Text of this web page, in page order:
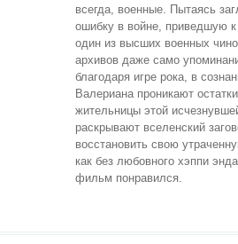
всегда, военные. Пытаясь
ошибку в войне, приведшую
один из высших военных
архивов даже само
благодаря игре рока, в
Валериана проникают
жительницы этой
раскрывают вселенский
восстановить свою
как без любовного хэппи
фильм понравился.